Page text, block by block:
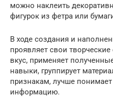
можно наклеить
фигурок из фетра или
В ходе создания и
проявляет свои
вкус, применяет
навыки, группирует
признакам, лучше
информацию.